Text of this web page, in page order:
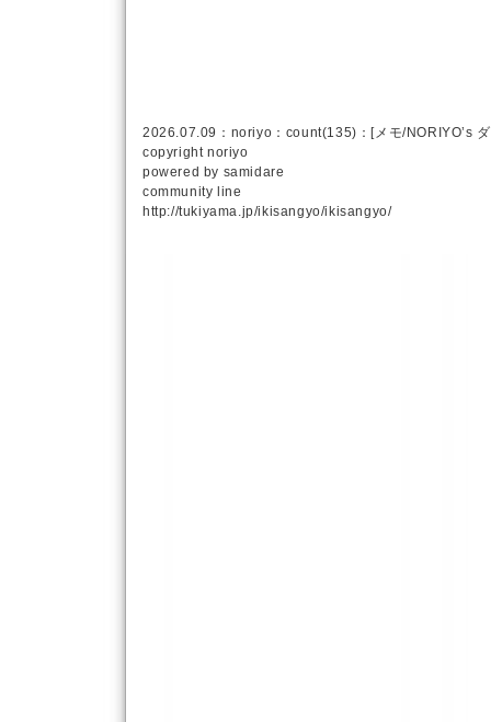
2026.07.09： noriyo ：count(135)：[メモ/NORIYO’s
copyright noriyo
powered by samidare
community line
http://tukiyama.jp/ikisangyo/ikisangyo/